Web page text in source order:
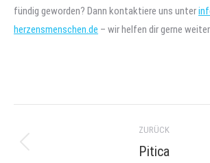
fündig geworden? Dann kontaktiere uns unter
herzensmenschen.de – wir helfen dir gerne
navigation
ZURÜCK
Previous
Pitica